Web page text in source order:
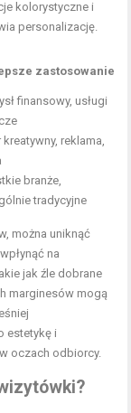
kolorystyczne i
personalizację.
zastosowanie
finansowy, usługi
kreatywny, reklama,
branże,
tradycyjne
można uniknąć
na
jak źle dobrane
marginesów mogą
estetykę i
oczach odbiorcy.